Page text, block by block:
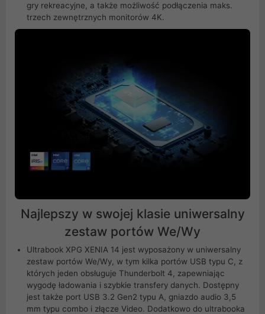
gry rekreacyjne, a także możliwość podłączenia maks.
trzech zewnętrznych monitorów 4K.
Najlepszy w swojej klasie uniwersalny
zestaw portów We/Wy
Ultrabook XPG XENIA 14 jest wyposażony w uniwersalny
zestaw portów We/Wy, w tym kilka portów USB typu C, z
których jeden obsługuje Thunderbolt 4, zapewniając
wygodę ładowania i szybkie transfery danych. Dostępny
jest także port USB 3.2 Gen2 typu A, gniazdo audio 3,5
mm typu combo i złącze Video. Dodatkowo do ultrabooka